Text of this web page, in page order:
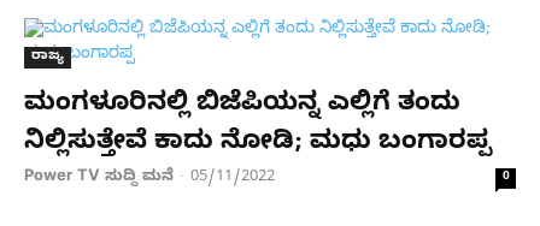
ರಾಜ್ಯ
ಮಂಗಳೂರಿನಲ್ಲಿ ಬಿಜೆಪಿಯನ್ನ ಎಲ್ಲಿಗೆ ತಂದು
ನಿಲ್ಲಿಸುತ್ತೇವೆ ಕಾದು ನೋಡಿ; ಮಧು ಬಂಗಾರಪ್ಪ
Power TV ಸುದ್ದಿ ಮನೆ - 05/11/2022 0